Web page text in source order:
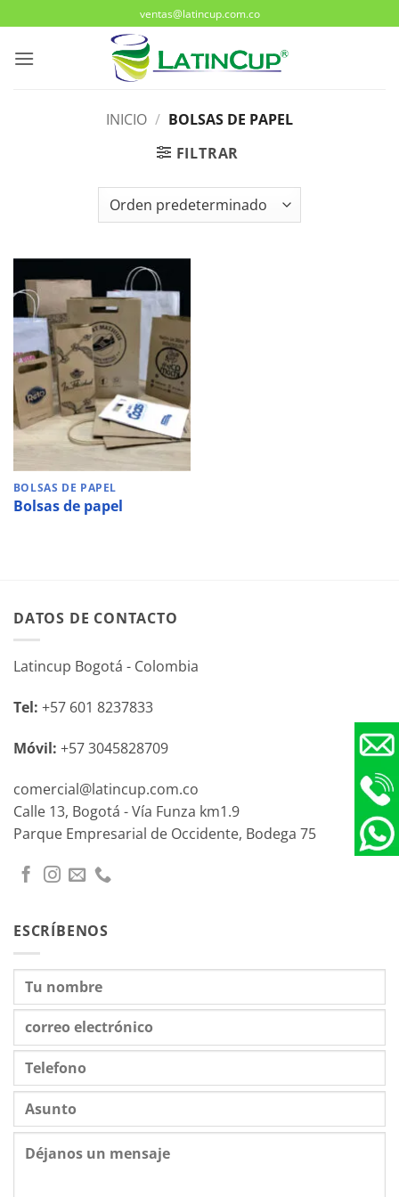
al
contenido
ventas@latincup.com.co
INICIO / BOLSAS DE PAPEL
FILTRAR
BOLSAS DE PAPEL
Bolsas de papel
DATOS DE CONTACTO
Latincup Bogotá - Colombia
Tel: +57 601 8237833
Móvil: +57 3045828709
comercial@latincup.com.co
Calle 13, Bogotá - Vía Funza km1.9
Parque Empresarial de Occidente, Bodega 75
ESCRÍBENOS